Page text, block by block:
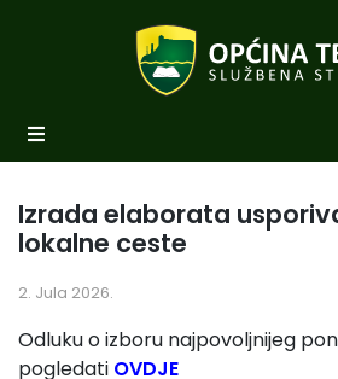
Novosti po kategorijama
Podaci o Općini
Biznis
Općinski načelnik
Izrada elaborata
lokalne ceste
2. Jula 2026.
Odluku o izboru najpovoljnijeg
pogledati OVDJE